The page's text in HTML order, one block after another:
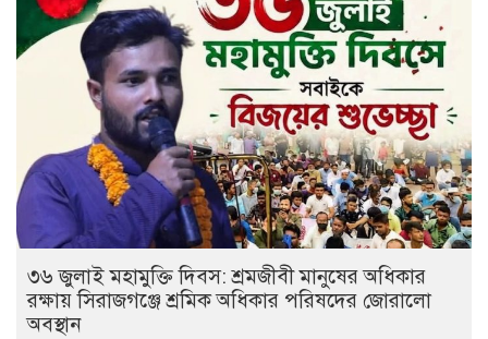
৩৬ জুলাই মহামুক্তি দিবস: শ্রমজীবী মানুষের অধিকার
রক্ষায় সিরাজগঞ্জে শ্রমিক অধিকার পরিষদের জোরালো
অবস্থান